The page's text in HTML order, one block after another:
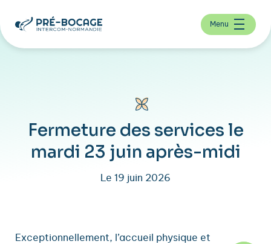
Menu
Fermeture des services le
mardi 23 juin après-midi
Le 19 juin 2026
Exceptionnellement, l’accueil physique et